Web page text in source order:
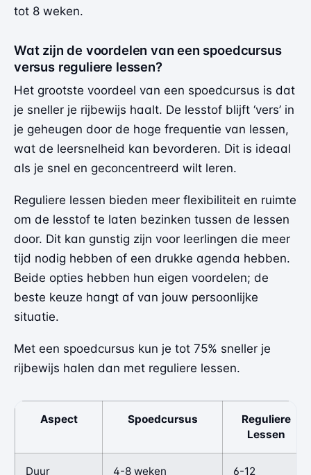
tot 8 weken.
Wat zijn de voordelen van een spoedcursus
versus reguliere lessen?
Het grootste voordeel van een spoedcursus is dat
je sneller je rijbewijs haalt. De lesstof blijft ‘vers’ in
je geheugen door de hoge frequentie van lessen,
wat de leersnelheid kan bevorderen. Dit is ideaal
als je snel en geconcentreerd wilt leren.
Reguliere lessen bieden meer flexibiliteit en ruimte
om de lesstof te laten bezinken tussen de lessen
door. Dit kan gunstig zijn voor leerlingen die meer
tijd nodig hebben of een drukke agenda hebben.
Beide opties hebben hun eigen voordelen; de
beste keuze hangt af van jouw persoonlijke
situatie.
Met een spoedcursus kun je tot 75% sneller je
rijbewijs halen dan met reguliere lessen.
Aspect Spoedcursus
Reguliere
Lessen
Duur 4-8 weken
6-12